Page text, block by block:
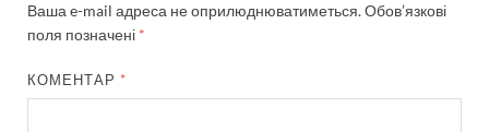
Ваша e-mail адреса не оприлюднюватиметься.Обов’язкові
поля позначені *
КОМЕНТАР *